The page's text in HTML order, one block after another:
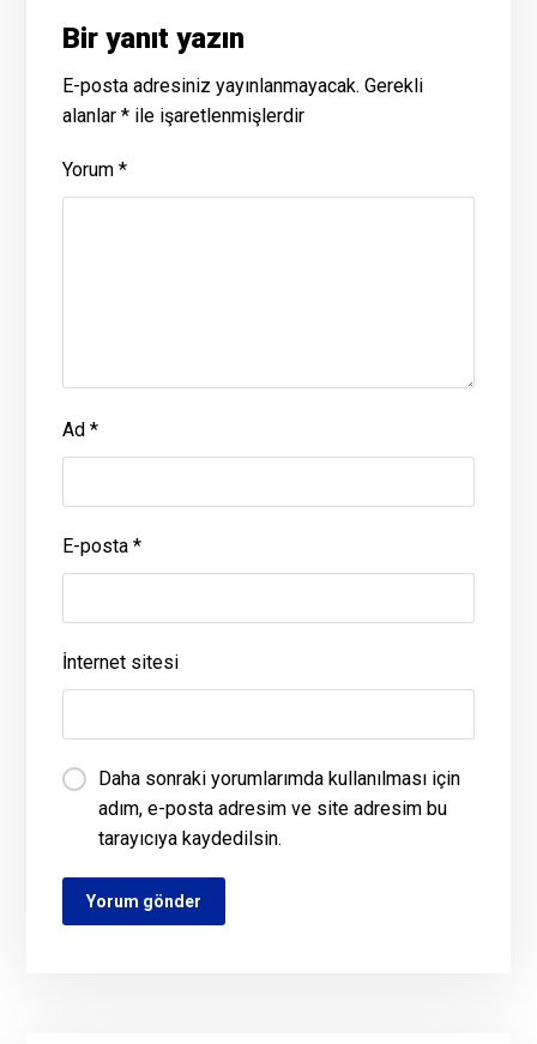
Bir yanıt yazın
E-posta adresiniz yayınlanmayacak. Gerekli
alanlar* ile işaretlenmişlerdir
Yorum*
Ad*
E-posta*
İnternet sitesi
Daha sonraki yorumlarımda kullanılması için
adım, e-posta adresim ve site adresim bu
tarayıcıya kaydedilsin.